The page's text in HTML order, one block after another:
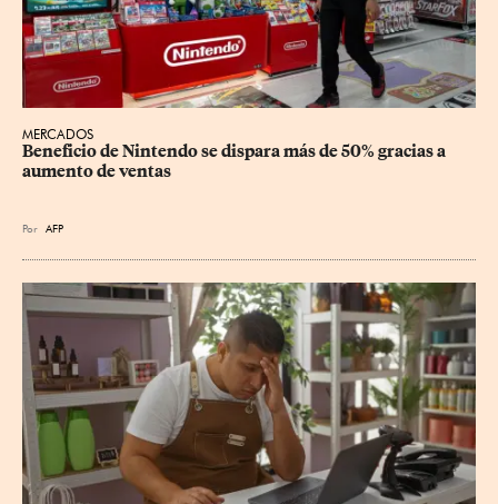
MERCADOS
Beneficio de Nintendo se dispara más de 50% gracias a
aumento de ventas
Por AFP